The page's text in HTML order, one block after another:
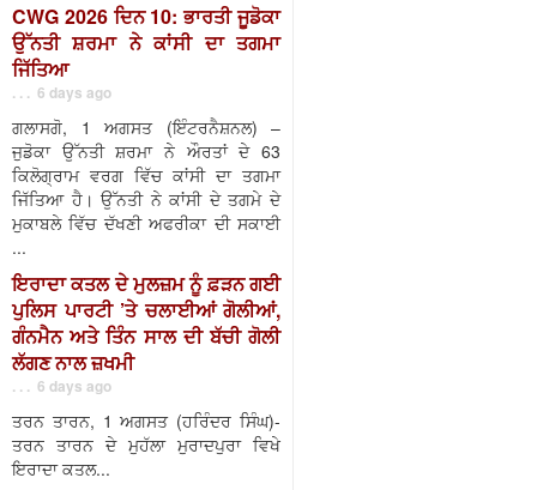
CWG 2026 ਦਿਨ 10: ਭਾਰਤੀ ਜੂਡੋਕਾ
ਉੱਨਤੀ ਸ਼ਰਮਾ ਨੇ ਕਾਂਸੀ ਦਾ ਤਗਮਾ
ਜਿੱਤਿਆ
. . . 6 days ago
ਗਲਾਸਗੋ, 1 ਅਗਸਤ (ਇੰਟਰਨੈਸ਼ਨਲ) –
ਜੁਡੋਕਾ ਉੱਨਤੀ ਸ਼ਰਮਾ ਨੇ ਔਰਤਾਂ ਦੇ 63
ਕਿਲੋਗ੍ਰਾਮ ਵਰਗ ਵਿੱਚ ਕਾਂਸੀ ਦਾ ਤਗਮਾ
ਜਿੱਤਿਆ ਹੈ। ਉੱਨਤੀ ਨੇ ਕਾਂਸੀ ਦੇ ਤਗਮੇ ਦੇ
ਮੁਕਾਬਲੇ ਵਿੱਚ ਦੱਖਣੀ ਅਫਰੀਕਾ ਦੀ ਸਕਾਈ
...
ਇਰਾਦਾ ਕਤਲ ਦੇ ਮੁਲਜ਼ਮ ਨੂੰ ਫ਼ੜਨ ਗਈ
ਪੁਲਿਸ ਪਾਰਟੀ ’ਤੇ ਚਲਾਈਆਂ ਗੋਲੀਆਂ,
ਗੰਨਮੈਨ ਅਤੇ ਤਿੰਨ ਸਾਲ ਦੀ ਬੱਚੀ ਗੋਲੀ
ਲੱਗਣ ਨਾਲ ਜ਼ਖਮੀ
. . . 6 days ago
ਤਰਨ ਤਾਰਨ, 1 ਅਗਸਤ (ਹਰਿੰਦਰ ਸਿੰਘ)-
ਤਰਨ ਤਾਰਨ ਦੇ ਮੁਹੱਲਾ ਮੁਰਾਦਪੁਰਾ ਵਿਖੇ
ਇਰਾਦਾ ਕਤਲ...